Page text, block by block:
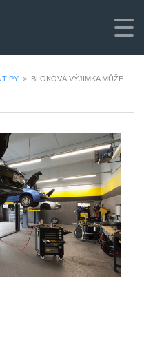
TIPY > BLOKOVÁ VÝJIMKA MŮŽE